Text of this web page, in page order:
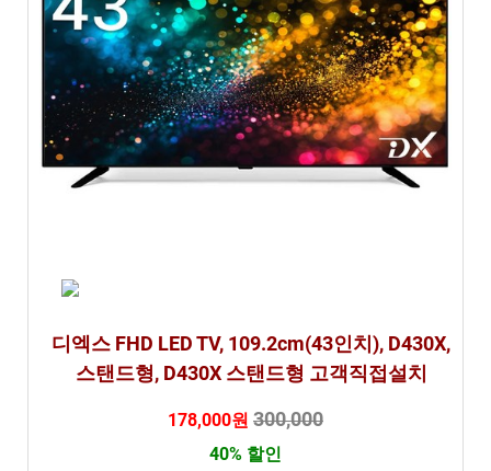
디엑스 FHD LED TV, 109.2cm(43인치), D430X,
스탠드형, D430X 스탠드형 고객직접설치
178,000원 300,000
40% 할인